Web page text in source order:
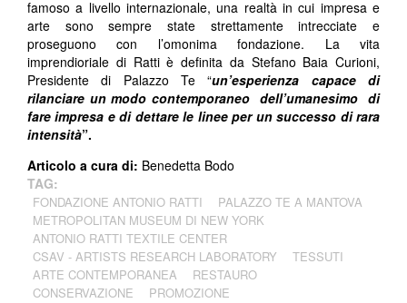
famoso a livello internazionale, una realtà in cui impresa e
arte sono sempre state strettamente intrecciate e
proseguono con l’omonima fondazione. La vita
imprendioriale di Ratti è definita da Stefano Baia Curioni,
Presidente di Palazzo Te “un’esperienza capace di
rilanciare un modo contemporaneo dell’umanesimo di
fare impresa e di dettare le linee per un successo di rara
intensità”.
Articolo a cura di: Benedetta Bodo
TAG:
FONDAZIONE ANTONIO RATTI
PALAZZO TE A MANTOVA
METROPOLITAN MUSEUM DI NEW YORK
ANTONIO RATTI TEXTILE CENTER
CSAV - ARTISTS RESEARCH LABORATORY
TESSUTI
ARTE CONTEMPORANEA
RESTAURO
CONSERVAZIONE
PROMOZIONE